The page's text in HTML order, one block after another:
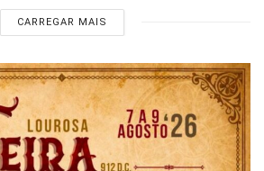
CARREGAR MAIS